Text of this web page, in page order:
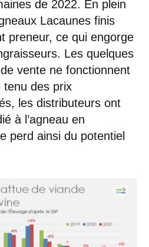
de 2022. En plein
Lacaunes finis
preneur, ce qui engorge
Les quelques
vente ne fonctionnent
tenu des prix
les distributeurs ont
à l’agneau en
perd ainsi du potentiel